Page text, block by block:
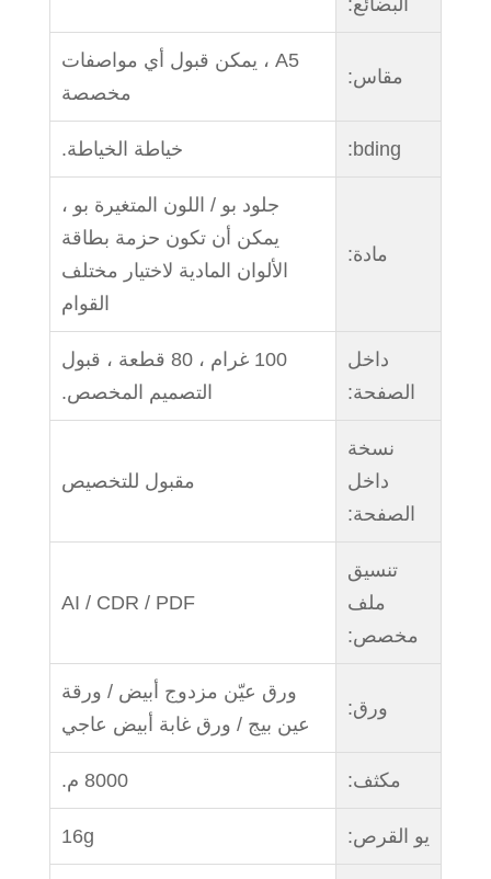
مقاس:
A5 ، يمكن قبول أي مواصفات
مخصصة
bding: خياطة الخياطة.
مادة:
جلود بو / اللون المتغيرة بو ،
يمكن أن تكون حزمة بطاقة
الألوان المادية لاختيار مختلف
القوام
داخل
الصفحة:
100 غرام ، 80 قطعة ، قبول
التصميم المخصص.
نسخة
داخل
الصفحة:
مقبول للتخصيص
تنسيق
ملف
مخصص:
AI / CDR / PDF
ورق:
ورق عيّن مزدوج أبيض / ورقة
عين بيج / ورق غابة أبيض عاجي
مكثف: 8000 م.
يو القرص: 16g